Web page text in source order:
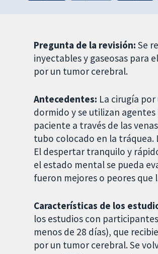
Pregunta de la revisión:Se
inyectables y gaseosas para
por un tumor cerebral.
Antecedentes: La cirugía
dormido y se utilizan
paciente a través de las
tubo colocado en la tráquea.
El despertar tranquilo y
el estado mental se pueda
fueron mejores o peores que
Características de los
los estudios con
menos de 28 días), que
por un tumor cerebral. Se